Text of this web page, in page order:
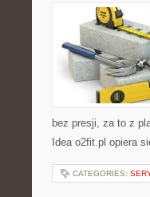
bez presji, za to z
Idea o2fit.pl opiera
CATEGORIES: